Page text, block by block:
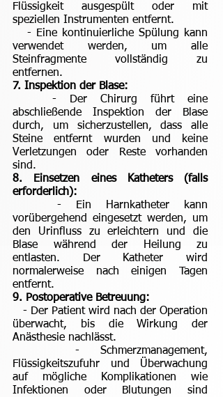
Flüssigkeit ausgespült oder mit
speziellen Instrumenten entfernt.
- Eine kontinuierliche Spülung kann
verwendet werden, um alle
Steinfragmente vollständig zu
entfernen.
7. Inspektion der Blase:
- Der Chirurg führt eine
abschließende Inspektion der Blase
durch, um sicherzustellen, dass alle
Steine entfernt wurden und keine
Verletzungen oder Reste vorhanden
sind.
8. Einsetzen eines Katheters (falls
erforderlich):
- Ein Harnkatheter kann
vorübergehend eingesetzt werden, um
den Urinfluss zu erleichtern und die
Blase während der Heilung zu
entlasten. Der Katheter wird
normalerweise nach einigen Tagen
entfernt.
9. Postoperative Betreuung:
- Der Patient wird nach der Operation
überwacht, bis die Wirkung der
Anästhesie nachlässt.
- Schmerzmanagement,
Flüssigkeitszufuhr und Überwachung
auf mögliche Komplikationen wie
Infektionen oder Blutungen sind